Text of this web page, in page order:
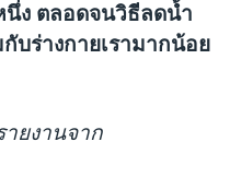
ง ตลอดจนวิธีลดน้ำ
บร่างกายเรามากน้อย
ายงานจาก